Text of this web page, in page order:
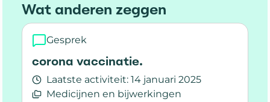
Wat anderen zeggen
Gesprek
corona vaccinatie.
Laatste activiteit: 14 januari 2025
Medicijnen en bijwerkingen